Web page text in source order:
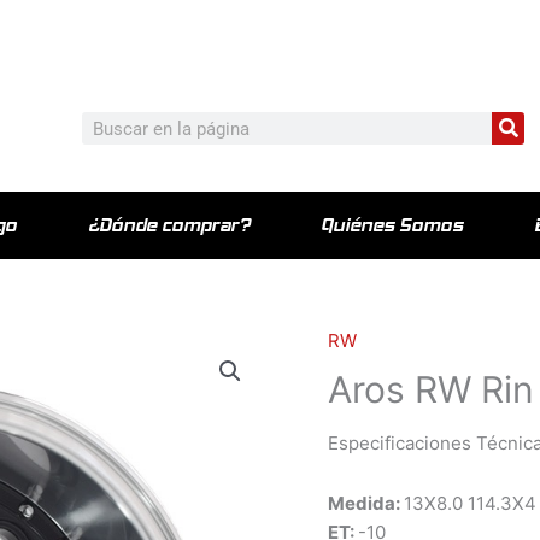
Buscar
¿Dónde comprar? Quiénes Somos
RW
Aros RW
Especificaciones
Medida: 13X8.0 114.3X4
ET: -10